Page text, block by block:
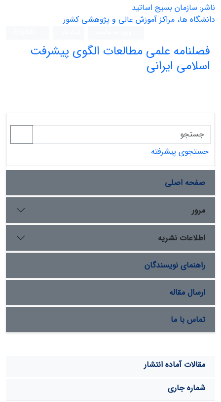
ناشر: سازمان بسیج اساتید
دانشگاه ها، مراکز آموزش عالی و پژوهشی کشور
فصلنامه علمی مطالعات الگوی پیشرفت
اسلامی ایرانی
جستجوی پیشرفته
صفحه اصلی
مرور
اطلاعات نشریه
راهنمای نویسندگان
ارسال مقاله
تماس با ما
مقالات آماده انتشار
شماره جاری